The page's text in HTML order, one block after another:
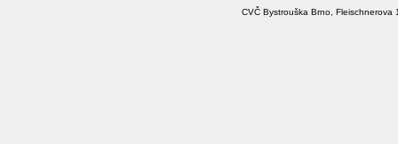
CVČ Bystrouška Brno,